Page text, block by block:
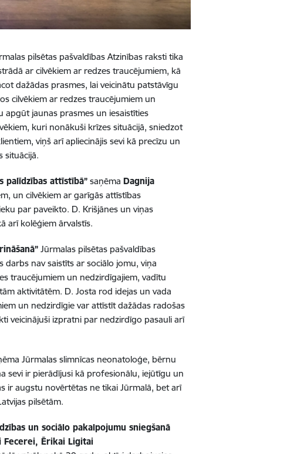
pilsētas pašvaldības Atzinības raksti tika
ar cilvēkiem ar redzes traucējumiem, kā
dažādas prasmes, lai veicinātu patstāvīgu
cilvēkiem ar redzes traucējumiem un
jaunas prasmes un iesaistīties
kuri nonākuši krīzes situācijā, sniedzot
viņš arī apliecinājis sevi kā precīzu un
situācijā.
palīdzības attīstībā” saņēmaDagnija
un cilvēkiem ar garīgās attīstības
par paveikto. D. Krišjānes un viņas
arī kolēģiem ārvalstīs.
Jūrmalas pilsētas pašvaldības
darbs nav saistīts ar sociālo jomu, viņa
traucējumiem un nedzirdīgajiem, vadītu
aktivitātēm. D. Josta rod idejas un vada
un nedzirdīgie var attīstīt dažādas radošas
veicinājuši izpratni par nedzirdīgo pasauli arī
Jūrmalas slimnīcas neonatoloģe, bērnu
sevi ir pierādījusi kā profesionālu, iejūtīgu un
ir augstu novērtētas ne tikai Jūrmalā, bet arī
pilsētām.
un sociālo pakalpojumu sniegšanā
Fecerei, Ērikai Ligitai